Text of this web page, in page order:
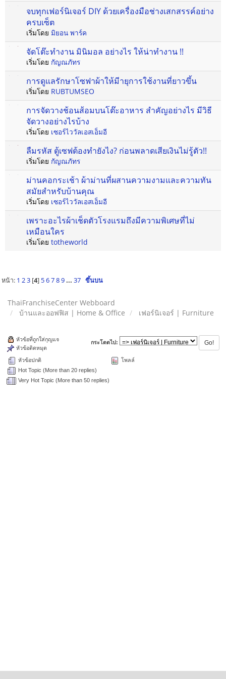
จบทุกเฟอร์นิเจอร์ DIY ด้วยเครื่องมือช่างเสกสรรค์อย่าง
ครบเซ็ต
เริ่มโดย มิยอน พาร์ค
จัดโต๊ะทํางาน มินิมอล อย่างไร ให้น่าทำงาน !!
เริ่มโดย กัญณภัทร
การดูแลรักษาโซฟาผ้าให้มีายุการใช้งานที่ยาวขึ้น
เริ่มโดย RUBTUMSEO
การจัดวางช้อนส้อมบนโต๊ะอาหาร สำคัญอย่างไร มีวิธี
จัดวางอย่างไรบ้าง
เริ่มโดย เซอร์ไววัลเอสเอ็มอี
ลืมรหัส ตู้เซฟต้องทำยังไง? ก่อนพลาดเสียเงินไม่รู้ตัว!!
เริ่มโดย กัญณภัทร
ม่านคอกระเช้า ผ้าม่านที่ผสานความงามและความทัน
สมัยสำหรับบ้านคุณ
เริ่มโดย เซอร์ไววัลเอสเอ็มอี
เพราะอะไรผ้าเช็ดตัวโรงแรมถึงมีความพิเศษที่ไม่
เหมือนใคร
เริ่มโดย totheworld
หน้า: 1 2 3[4] 5 6 7 8 9 ... 37 ขึ้นบน
ThaiFranchiseCenter Webboard
บ้านและออฟฟิส | Home & Office
เฟอร์นิเจอร์ | Furniture
กระโดดไป:
หัวข้อปกติ
Hot Topic (More than 20 replies)
Very Hot Topic (More than 50 replies)
หัวข้อที่ถูกใส่กุญแจ
หัวข้อติดหมุด
โพลล์